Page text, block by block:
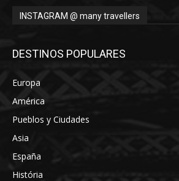
INSTAGRAM @ many travellers
DESTINOS POPULARES
Europa
América
Pueblos y Ciudades
Asia
España
História